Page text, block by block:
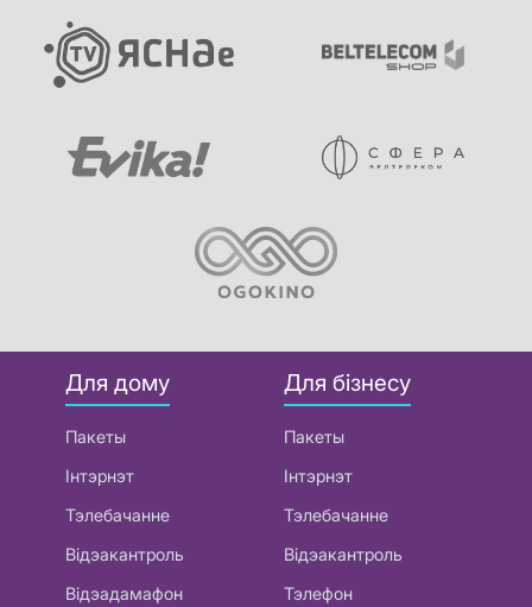
Для дому
Пакеты
Інтэрнэт
Тэлебачанне
Відэакантроль
Відэадамафон
Для бізнесу
Пакеты
Інтэрнэт
Тэлебачанне
Відэакантроль
Тэлефон